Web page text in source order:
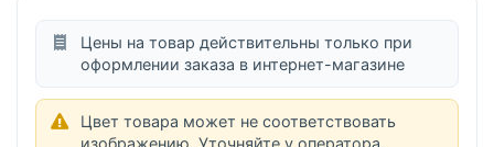
Цены на товар действительны только при
оформлении заказа в интернет-магазине
Цвет товара может не соответствовать